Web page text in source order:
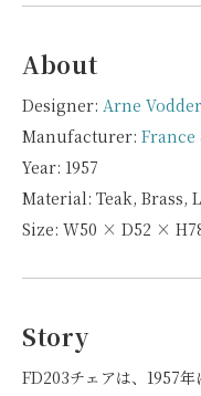
About
Designer: Arne Vodder
Manufacturer: France
Year: 1957
Material: Teak, Brass,
Size: W50 × D52 ×
Story
FD203チェアは、1957